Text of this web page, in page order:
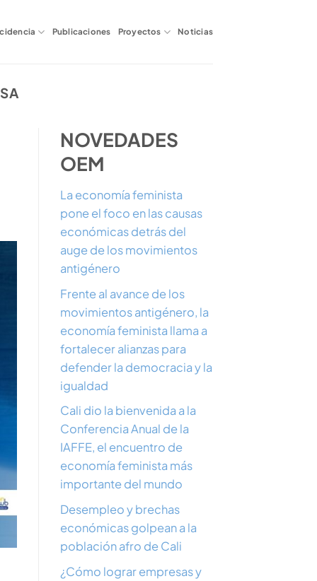
Publicaciones Proyectos Noticias
NOVEDADES
OEM
La economía feminista
pone el foco en las causas
económicas detrás del
auge de los movimientos
antigénero
Frente al avance de los
movimientos antigénero, la
economía feminista llama a
fortalecer alianzas para
defender la democracia y la
igualdad
Cali dio la bienvenida a la
Conferencia Anual de la
IAFFE, el encuentro de
economía feminista más
importante del mundo
Desempleo y brechas
económicas golpean a la
población afro de Cali
¿Cómo lograr empresas y